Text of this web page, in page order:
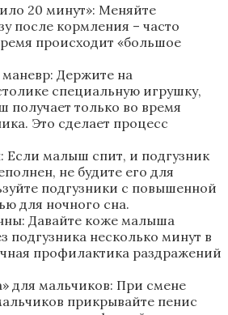
20 минут»: Меняйте
после кормления – часто
происходит «большое
Держите на
специальную игрушку,
получает только во время
Это сделает процесс
Если малыш спит, и подгузник
не будите его для
подгузники с повышенной
для ночного сна.
Давайте коже малыша
подгузника несколько минут в
профилактика раздражений
для мальчиков: При смене
прикрывайте пениc